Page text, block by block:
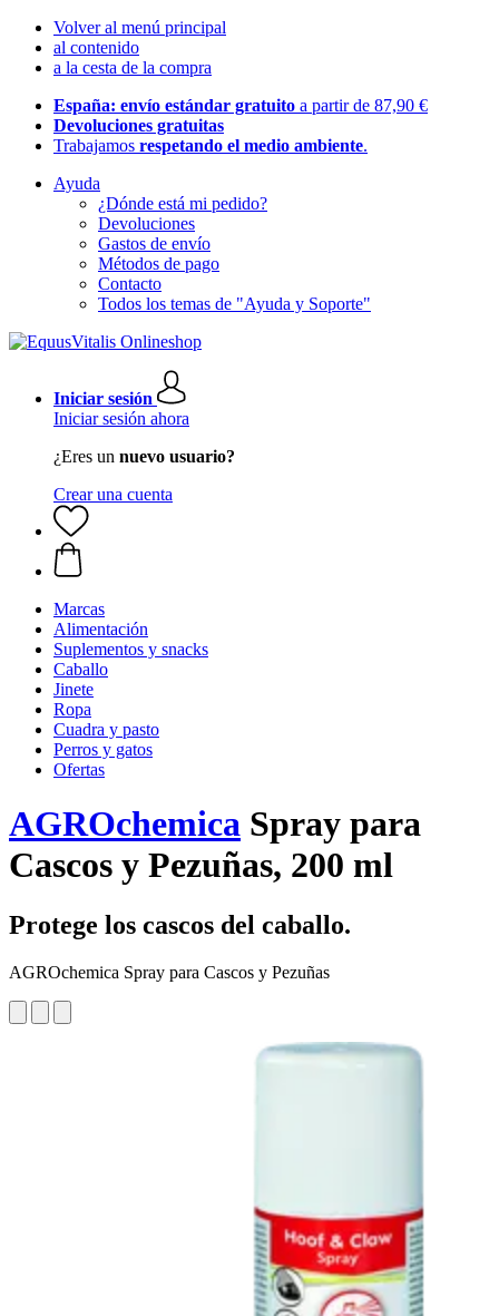
Volver al menú principal
al contenido
a la cesta de la compra
España: envío estándar gratuito a partir de 87,90 €
Devoluciones gratuitas
Trabajamos respetando el medio ambiente.
Ayuda
¿Dónde está mi pedido?
Devoluciones
Gastos de envío
Métodos de pago
Contacto
Todos los temas de "Ayuda y Soporte"
Iniciar sesión
Iniciar sesión ahora
¿Eres un nuevo usuario?
Crear una cuenta
Marcas
Alimentación
Suplementos y snacks
Caballo
Jinete
Ropa
Cuadra y pasto
Perros y gatos
Ofertas
AGROchemica Spray para
Cascos y Pezuñas, 200 ml
Protege los cascos del caballo.
AGROchemica Spray para Cascos y Pezuñas